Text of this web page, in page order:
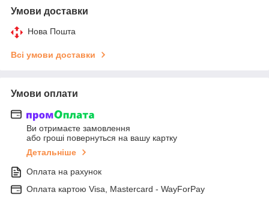
Умови доставки
Нова Пошта
Всі умови доставки
Умови оплати
Ви отримаєте замовлення
або гроші повернуться на вашу картку
Детальніше
Оплата на рахунок
Оплата картою Visa, Mastercard - WayForPay